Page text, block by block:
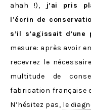
ahah !), j’ai pris
l’écrin de
s’il s’agissait
mesure: après avoir
recevrez le
multitude de
fabrication française
N’hésitez pas, le